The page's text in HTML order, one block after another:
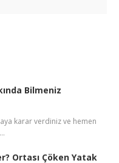
Bilmeniz
karar verdiniz ve hemen
Ortası Çöken Yatak